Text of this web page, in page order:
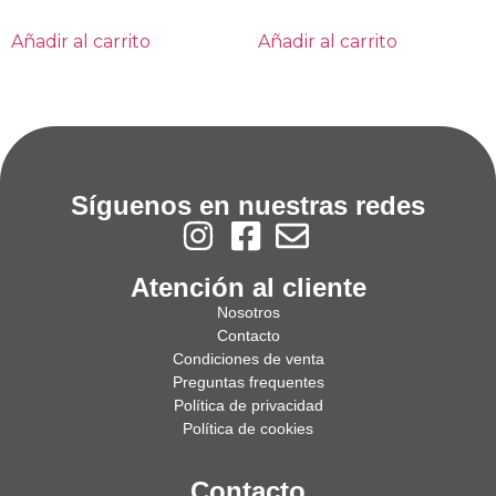
Añadir al carrito Añadir al carrito
Síguenos en nuestras redes
Atención al cliente
Nosotros
Contacto
Condiciones de venta
Preguntas frequentes
Política de privacidad
Política de cookies